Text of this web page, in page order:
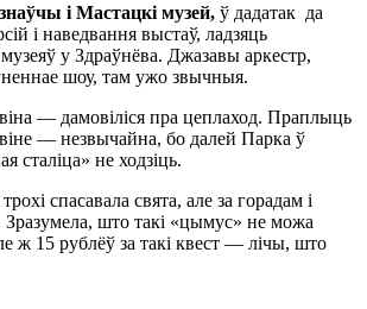
і Мастацкі музей, ў дадатак да
і наведвання выстаў, ладзяць
у Здраўнёва. Джазавы аркестр,
шоу, там ужо звычныя.
— дамовіліся пра цеплаход. Праплыць
— незвычайна, бо далей Парка ў
сталіца» не ходзіць.
спасавала свята, але за горадам і
Зразумела, што такі «цымус» не можа
ж 15 рублёў за такі квест — лічы, што